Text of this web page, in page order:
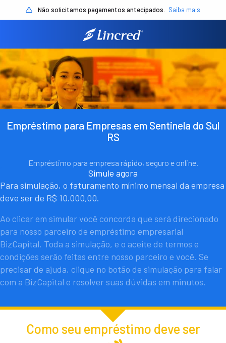
Não solicitamos pagamentos antecipados. Saiba mais
Empréstimo para Empresas em Sentinela do Sul
RS
Empréstimo para empresa rápido, seguro e online.
Simule agora
Para simulação, o faturamento mínimo mensal da empresa
deve ser de R$ 10.000,00.
Ao clicar em simular você concorda que será direcionado
para nosso parceiro de empréstimo empresarial
BizCapital. Toda a simulação, e o aceite de termos e
condições serão feitas entre nosso parceiro e você. Se
precisar de ajuda, clique no botão de simulação para falar
com a BizCapital e resolver suas dúvidas em minutos.
Como seu empréstimo deve ser